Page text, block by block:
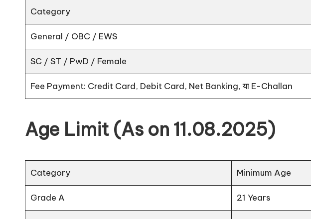
Category
General / OBC / EWS
SC / ST / PwD / Female
Fee Payment: Credit Card, Debit Card, Net Banking, या E-Challan
Age Limit (As on 11.08.2025)
Category Minimum Age
Grade A 21 Years